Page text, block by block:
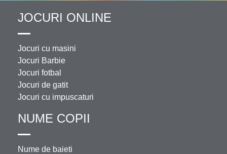
JOCURI ONLINE
Jocuri cu masini
Jocuri Barbie
Jocuri fotbal
Jocuri de gatit
Jocuri cu impuscaturi
NUME COPII
Nume de baieti